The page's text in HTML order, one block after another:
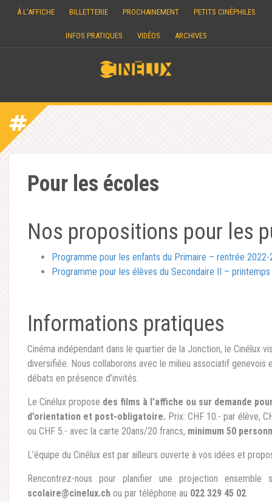
À L’AFFICHE BILLETTERIE PROCHAINEMENT PETITS CINÉPHILES
INFOS PRATIQUES VIDÉOS ARCHIVES
Pour les écoles
Nos propositions pour les
Programme pour les enfants du Primaire – rentrée 2022-
Programme pour les élèves du Secondaire II –
Informations pratiques
Cinéma indépendant dans le quartier de la Jonction, le Cinélux
diversifiée. Nous collaborons avec le milieu associatif genevois
débats en présence d’invités.
Le Cinélux propose des films à l’affiche ou sur demande
d’orientation et post-obligatoire. Prix: CHF 10.- par élève,
ou CHF 5.- avec la carte 20ans/20 francs, minimum 50
L’équipe du Cinélux est par ailleurs ouverte à vos idées et
Rencontrez-nous pour planifier une projection
scolaire@cinelux.ch ou par téléphone au 022 329 45 02.